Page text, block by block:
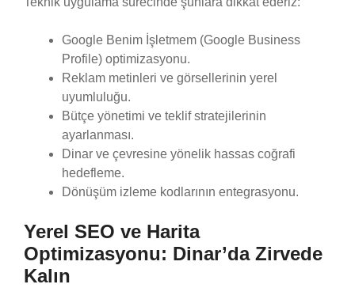
Google Benim İşletmem (Google Business
Profile) optimizasyonu.
Reklam metinleri ve görsellerinin yerel
uyumluluğu.
Bütçe yönetimi ve teklif stratejilerinin
ayarlanması.
Dinar ve çevresine yönelik hassas coğrafi
hedefleme.
Dönüşüm izleme kodlarının entegrasyonu.
Yerel SEO ve Harita
Optimizasyonu: Dinar’da Zirvede
Kalın